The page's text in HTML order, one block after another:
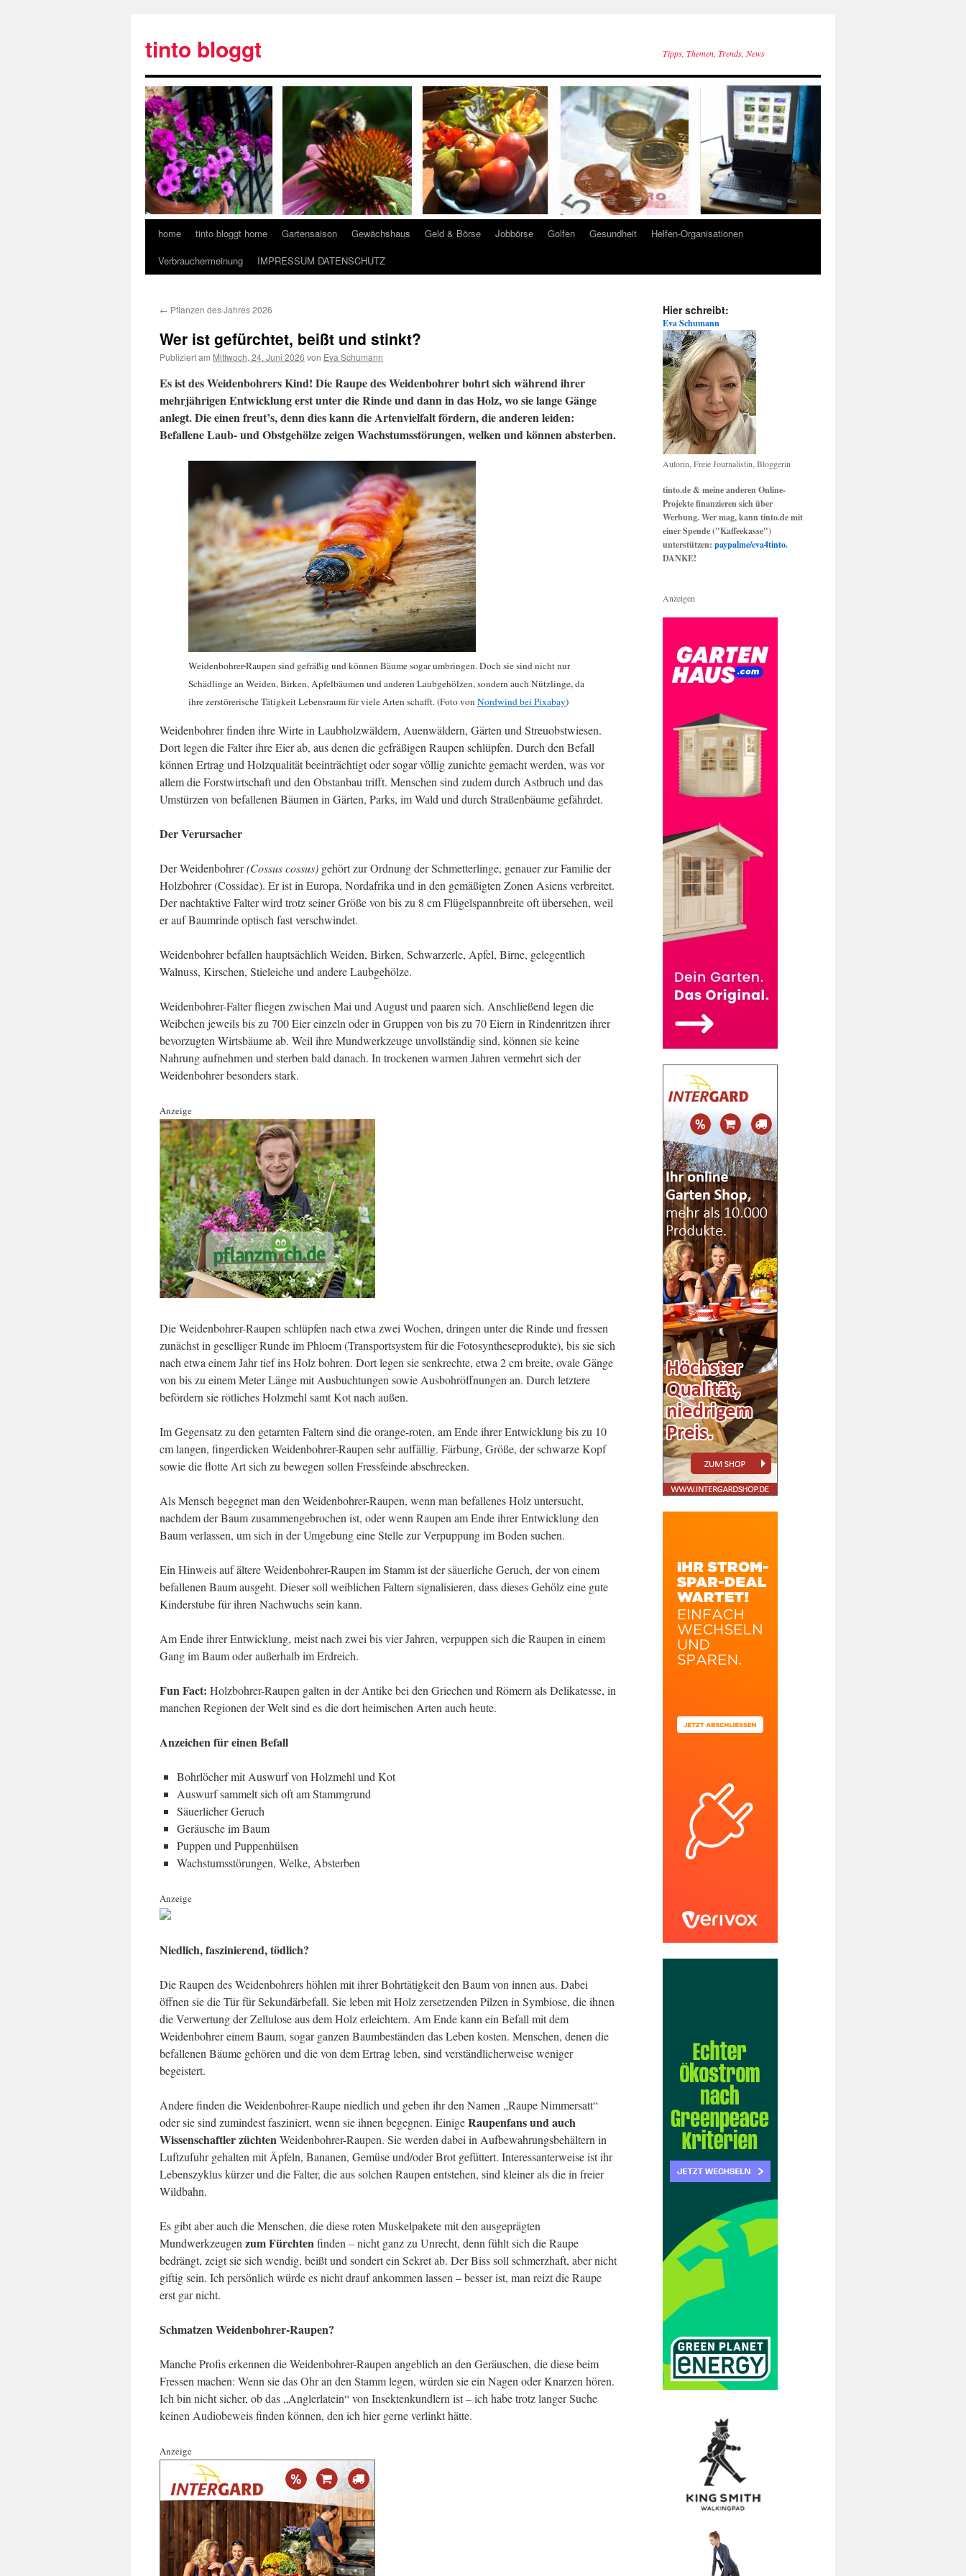
tinto bloggt Tipps, Themen, Trends, News
home tinto bloggt home Gartensaison Gewächshaus Geld & Börse Jobbörse Golfen Gesundheit
Helfen-Organisationen
Verbrauchermeinung
IMPRESSUM DATENSCHUTZ
← Pflanzen des Jahres 2026
Wer ist gefürchtet, beißt und stinkt?
Publiziert am Mittwoch, 24. Juni 2026 von Eva Schumann
Es ist des Weidenbohrers Kind! Die Raupe des Weidenbohrer bohrt sich während ihrer
mehrjährigen Entwicklung erst unter die Rinde und dann in das Holz, wo sie lange Gänge
anlegt. Die einen freut’s, denn dies kann die Artenvielfalt fördern, die anderen leiden:
Befallene Laub- und Obstgehölze zeigen Wachstumsstörungen, welken und können absterben.
Weidenbohrer-Raupen sind gefräßig und können Bäume sogar umbringen. Doch sie sind nicht nur
Schädlinge an Weiden, Birken, Apfelbäumen und anderen Laubgehölzen, sondern auch Nützlinge, da
ihre zerstörerische Tätigkeit Lebensraum für viele Arten schafft. (Foto vonNordwind bei Pixabay)
Weidenbohrer finden ihre Wirte in Laubholzwäldern, Auenwäldern, Gärten und Streuobstwiesen.
Dort legen die Falter ihre Eier ab, aus denen die gefräßigen Raupen schlüpfen. Durch den Befall
können Ertrag und Holzqualität beeinträchtigt oder sogar völlig zunichte gemacht werden, was vor
allem die Forstwirtschaft und den Obstanbau trifft. Menschen sind zudem durch Astbruch und das
Umstürzen von befallenen Bäumen in Gärten, Parks, im Wald und durch Straßenbäume gefährdet.
Der Verursacher
Der Weidenbohrer(Cossus cossus) gehört zur Ordnung der Schmetterlinge, genauer zur Familie der
Holzbohrer (Cossidae). Er ist in Europa, Nordafrika und in den gemäßigten Zonen Asiens verbreitet.
Der nachtaktive Falter wird trotz seiner Größe von bis zu 8 cm Flügelspannbreite oft übersehen, weil
er auf Baumrinde optisch fast verschwindet.
Weidenbohrer befallen hauptsächlich Weiden, Birken, Schwarzerle, Apfel, Birne, gelegentlich
Walnuss, Kirschen, Stieleiche und andere Laubgehölze.
Weidenbohrer-Falter fliegen zwischen Mai und August und paaren sich. Anschließend legen die
Weibchen jeweils bis zu 700 Eier einzeln oder in Gruppen von bis zu 70 Eiern in Rindenritzen ihrer
bevorzugten Wirtsbäume ab. Weil ihre Mundwerkzeuge unvollständig sind, können sie keine
Nahrung aufnehmen und sterben bald danach. In trockenen warmen Jahren vermehrt sich der
Weidenbohrer besonders stark.
Anzeige
Die Weidenbohrer-Raupen schlüpfen nach etwa zwei Wochen, dringen unter die Rinde und fressen
zunächst in geselliger Runde im Phloem (Transportsystem für die Fotosyntheseprodukte), bis sie sich
nach etwa einem Jahr tief ins Holz bohren. Dort legen sie senkrechte, etwa 2 cm breite, ovale Gänge
von bis zu einem Meter Länge mit Ausbuchtungen sowie Ausbohröffnungen an. Durch letztere
befördern sie rötliches Holzmehl samt Kot nach außen.
Im Gegensatz zu den getarnten Faltern sind die orange-roten, am Ende ihrer Entwicklung bis zu 10
cm langen, fingerdicken Weidenbohrer-Raupen sehr auffällig. Färbung, Größe, der schwarze Kopf
sowie die flotte Art sich zu bewegen sollen Fressfeinde abschrecken.
Als Mensch begegnet man den Weidenbohrer-Raupen, wenn man befallenes Holz untersucht,
nachdem der Baum zusammengebrochen ist, oder wenn Raupen am Ende ihrer Entwicklung den
Baum verlassen, um sich in der Umgebung eine Stelle zur Verpuppung im Boden suchen.
Ein Hinweis auf ältere Weidenbohrer-Raupen im Stamm ist der säuerliche Geruch, der von einem
befallenen Baum ausgeht. Dieser soll weiblichen Faltern signalisieren, dass dieses Gehölz eine gute
Kinderstube für ihren Nachwuchs sein kann.
Am Ende ihrer Entwicklung, meist nach zwei bis vier Jahren, verpuppen sich die Raupen in einem
Gang im Baum oder außerhalb im Erdreich.
Fun Fact: Holzbohrer-Raupen galten in der Antike bei den Griechen und Römern als Delikatesse, in
manchen Regionen der Welt sind es die dort heimischen Arten auch heute.
Anzeichen für einen Befall
Bohrlöcher mit Auswurf von Holzmehl und Kot
Auswurf sammelt sich oft am Stammgrund
Säuerlicher Geruch
Geräusche im Baum
Puppen und Puppenhülsen
Wachstumsstörungen, Welke, Absterben
Anzeige
Niedlich, faszinierend, tödlich?
Die Raupen des Weidenbohrers höhlen mit ihrer Bohrtätigkeit den Baum von innen aus. Dabei
öffnen sie die Tür für Sekundärbefall. Sie leben mit Holz zersetzenden Pilzen in Symbiose, die ihnen
die Verwertung der Zellulose aus dem Holz erleichtern. Am Ende kann ein Befall mit dem
Weidenbohrer einem Baum, sogar ganzen Baumbeständen das Leben kosten. Menschen, denen die
befallenen Bäume gehören und die von dem Ertrag leben, sind verständlicherweise weniger
begeistert.
Andere finden die Weidenbohrer-Raupe niedlich und geben ihr den Namen „Raupe Nimmersatt“
oder sie sind zumindest fasziniert, wenn sie ihnen begegnen. EinigeRaupenfans und auch
Wissenschaftler züchten Weidenbohrer-Raupen. Sie werden dabei in Aufbewahrungsbehältern in
Luftzufuhr gehalten mit Äpfeln, Bananen, Gemüse und/oder Brot gefüttert. Interessanterweise ist ihr
Lebenszyklus kürzer und die Falter, die aus solchen Raupen entstehen, sind kleiner als die in freier
Wildbahn.
Es gibt aber auch die Menschen, die diese roten Muskelpakete mit den ausgeprägten
Mundwerkzeugen zum Fürchten finden – nicht ganz zu Unrecht, denn fühlt sich die Raupe
bedrängt, zeigt sie sich wendig, beißt und sondert ein Sekret ab. Der Biss soll schmerzhaft, aber nicht
giftig sein. Ich persönlich würde es nicht drauf ankommen lassen – besser ist, man reizt die Raupe
erst gar nicht.
Schmatzen Weidenbohrer-Raupen?
Manche Profis erkennen die Weidenbohrer-Raupen angeblich an den Geräuschen, die diese beim
Fressen machen: Wenn sie das Ohr an den Stamm legen, würden sie ein Nagen oder Knarzen hören.
Ich bin nicht sicher, ob das „Anglerlatein“ von Insektenkundlern ist – ich habe trotz langer Suche
keinen Audiobeweis finden können, den ich hier gerne verlinkt hätte.
Anzeige
Hier schreibt:
Eva Schumann
Autorin, Freie Journalistin, Bloggerin
tinto.de & meine anderen Online-
Projekte finanzieren sich über
Werbung. Wer mag, kann tinto.de mit
einer Spende ("Kaffeekasse")
unterstützen: paypalme/eva4tinto.
DANKE!
Anzeigen